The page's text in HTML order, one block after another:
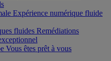
Expérience numérique fluide
fluides Remédiations
Vous êtes prêt à vous